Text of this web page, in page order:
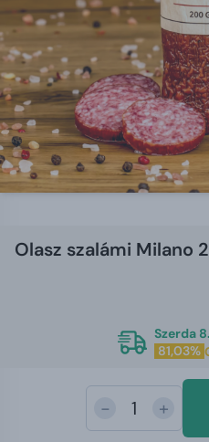
Olasz szalámi Milano
Szerda
81,03%
- +